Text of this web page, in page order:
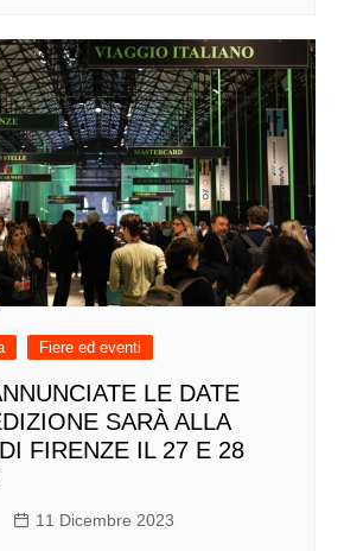
Fiere ed eventi
LE DATE
SARÀ ALLA
FIRENZE IL 27 E 28
11 Dicembre 2023